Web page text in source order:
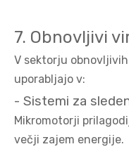
7. Obnovljivi
V sektorju
uporabljajo v:
- Sistemi za
Mikromotorji
večji zajem energije.